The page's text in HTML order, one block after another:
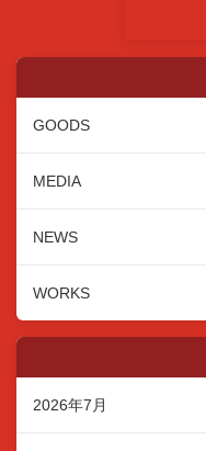
GOODS
MEDIA
NEWS
WORKS
2026年7月